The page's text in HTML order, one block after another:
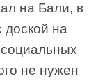
на Бали, в
на
не нужен